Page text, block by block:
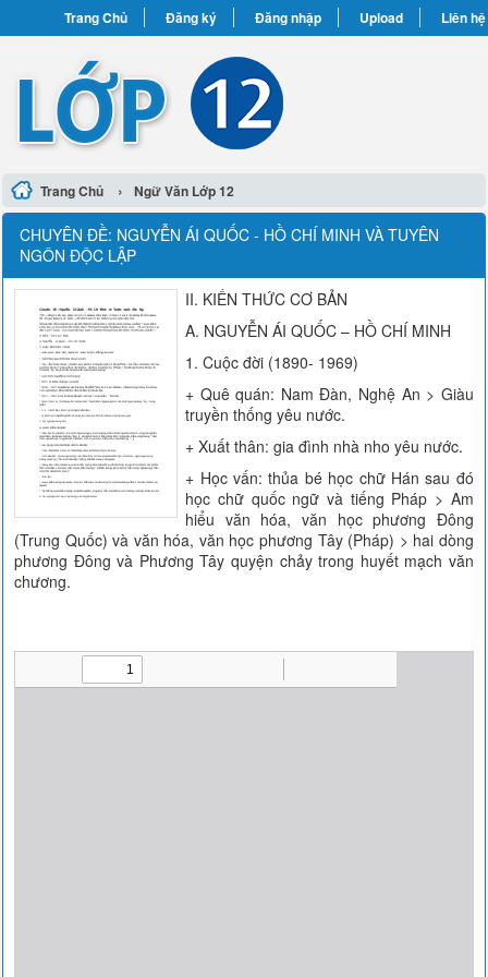
Trang Chủ Đăng ký Đăng nhập Upload Liên hệ
Trang Chủ › Ngữ Văn Lớp 12
CHUYÊN ĐỀ: NGUYỄN ÁI QUỐC - HỒ CHÍ MINH VÀ TUYÊN
NGÔN ĐỘC LẬP
II. KIẾN THỨC CƠ BẢN
A. NGUYỄN ÁI QUỐC – HỒ CHÍ MINH
1. Cuộc đời (1890- 1969)
+ Quê quán: Nam Đàn, Nghệ An > Giàu
truyền thống yêu nước.
+ Xuất thân: gia đình nhà nho yêu nước.
+ Học vấn: thủa bé học chữ Hán sau đó
học chữ quốc ngữ và tiếng Pháp > Am
hiểu văn hóa, văn học phương Đông
(Trung Quốc) và văn hóa, văn học phương Tây (Pháp) > hai dòng
phương Đông và Phương Tây quyện chảy trong huyết mạch văn
chương.